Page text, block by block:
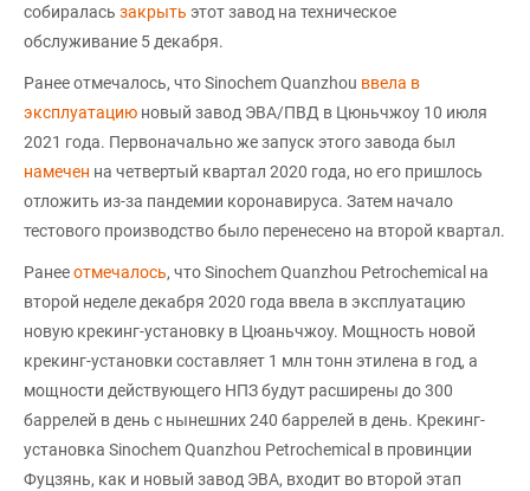
собиралась закрыть этот завод на техническое
обслуживание 5 декабря.
Ранее отмечалось, что Sinochem Quanzhou ввела в
эксплуатацию новый завод ЭВА/ПВД в Цюньчжоу 10 июля
2021 года. Первоначально же запуск этого завода был
намечен на четвертый квартал 2020 года, но его пришлось
отложить из-за пандемии коронавируса. Затем начало
тестового производство было перенесено на второй квартал.
Ранееотмечалось, что Sinochem Quanzhou Petrochemical на
второй неделе декабря 2020 года ввела в эксплуатацию
новую крекинг-установку в Цюаньчжоу. Мощность новой
крекинг-установки составляет 1 млн тонн этилена в год, а
мощности действующего НПЗ будут расширены до 300
баррелей в день с нынешних 240 баррелей в день. Крекинг-
установка Sinochem Quanzhou Petrochemical в провинции
Фуцзянь, как и новый завод ЭВА, входит во второй этап